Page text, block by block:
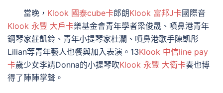
當晚， Klook 國泰cube卡郎朗Klook 富邦J卡國際音
Klook 永豐 大戶卡樂基金會青年學者梁俊晟、噴鼻港青年
鋼琴家莊凱鈴、青年小提琴家杜瀾、噴鼻港歌手陳凱彤
Lilian等青年藝人也餐與加入表演。13Klook 中信line pay
卡歲少女李靖Donna的小提琴吹Klook 永豐 大衛卡奏也博
得了陣陣掌聲。